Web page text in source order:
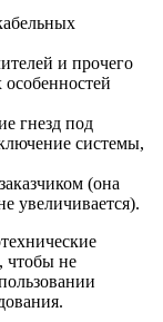
и прочего
особенностей
гнезд под
системы,
(она
увеличивается).
чтобы не